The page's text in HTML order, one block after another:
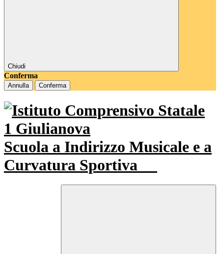
Chiudi
Conferma
Annulla Conferma
Scuola a Indirizzo Musicale e a
Curvatura Sportiva